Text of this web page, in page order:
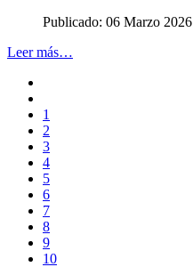
Publicado: 06 Marzo 2026
Leer más…
1
2
3
4
5
6
7
8
9
10